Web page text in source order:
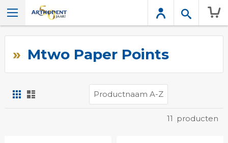
Mtwo Paper Points
Foto-
tabel
11 producten